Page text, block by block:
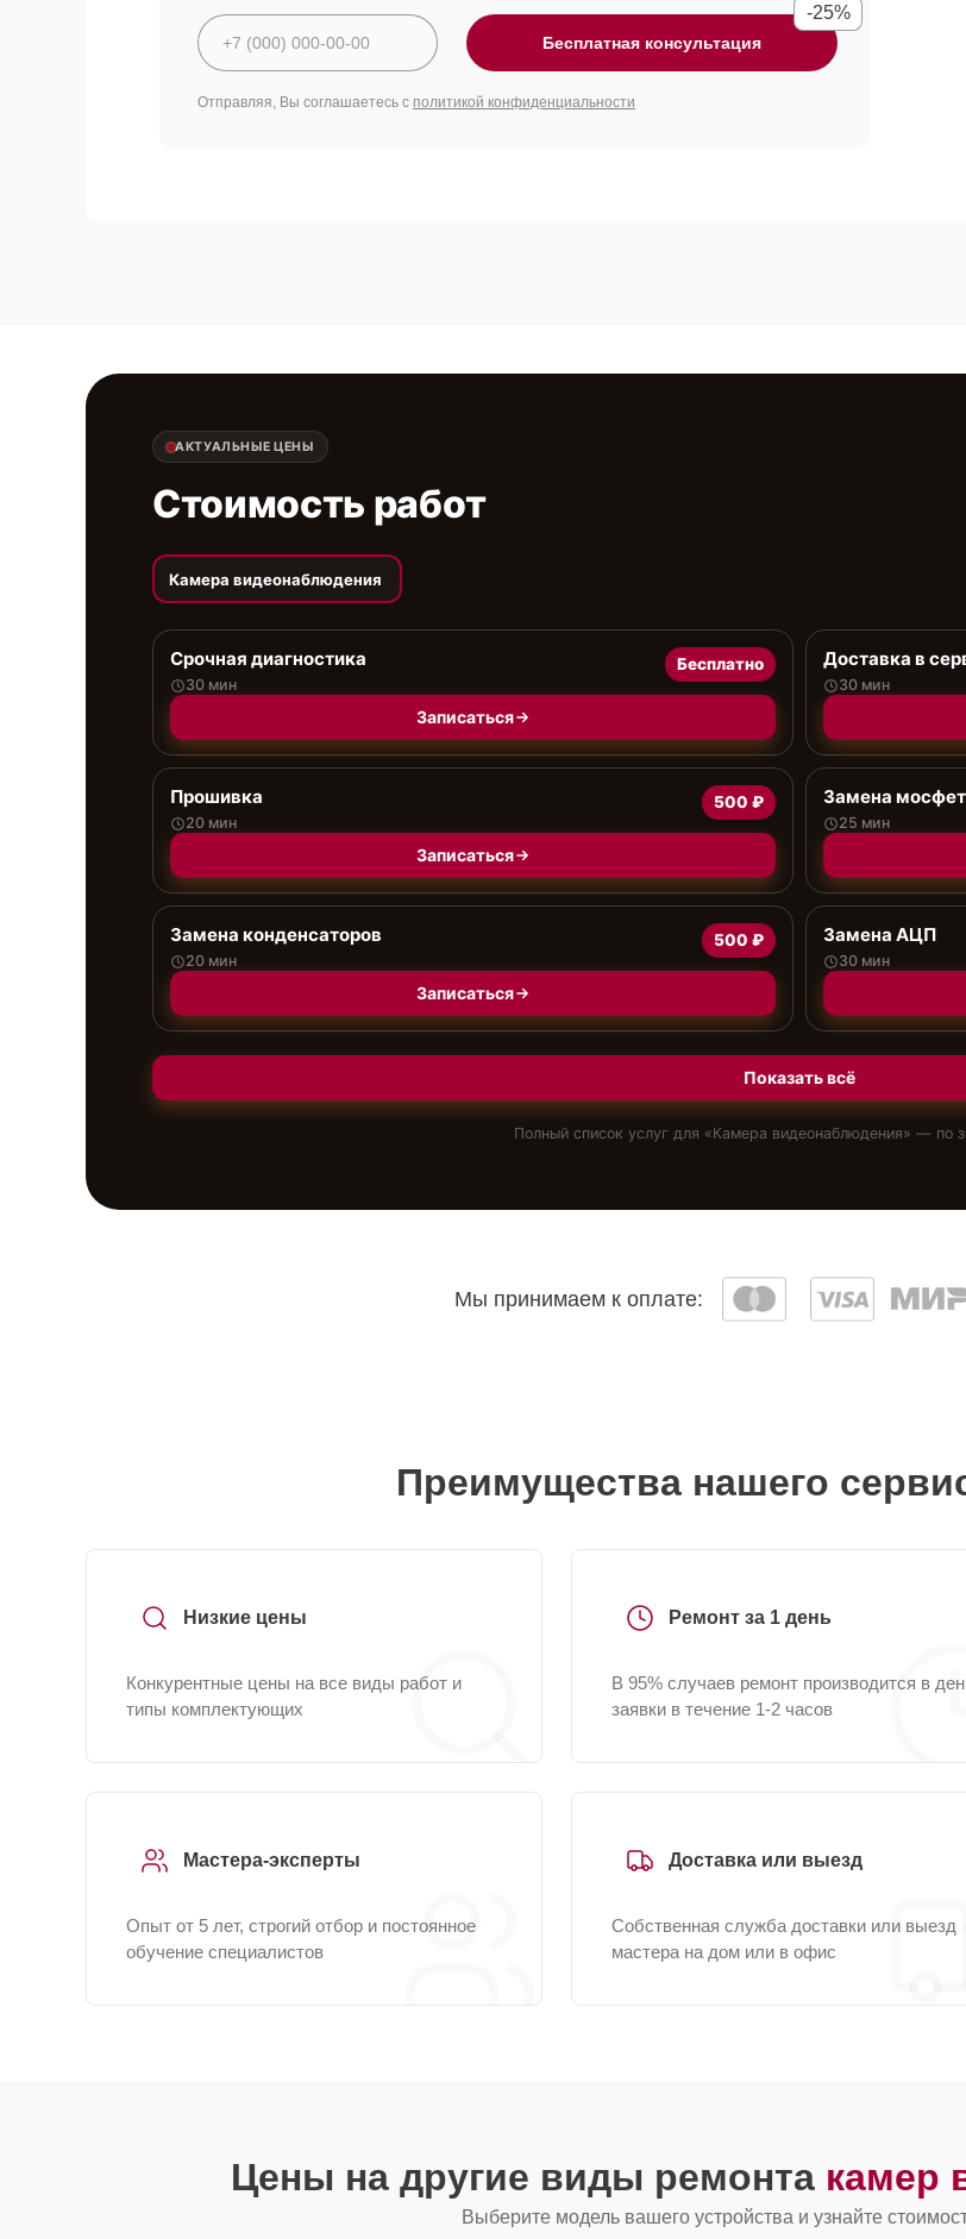
Бесплатная консультация
-25%
Отправляя, Вы соглашаетесь с политикой конфиденциальности
АКТУАЛЬНЫЕ ЦЕНЫ
Стоимость работ
Камера видеонаблюдения
Срочная диагностика
30 мин
Бесплатно
Записаться
Доставка в
30 мин
Прошивка
20 мин
500 ₽
Записаться
Замена
25 мин
Замена конденсаторов
20 мин
500 ₽
Записаться
Замена АЦП
30 мин
Показать всё
Полный список услуг для «Камера видеонаблюдения» — по
Мы принимаем к оплате:
Преимущества нашего
Низкие цены
Конкурентные цены на все виды работ и
типы комплектующих
Ремонт за 1 день
В 95% случаев ремонт производится в
заявки в течение 1-2 часов
Мастера-эксперты
Опыт от 5 лет, строгий отбор и постоянное
обучение специалистов
Доставка или выезд
Собственная служба доставки или выезд
мастера на дом или в офис
Цены на другие виды ремонта камер
Выберите модель вашего устройства и узнайте